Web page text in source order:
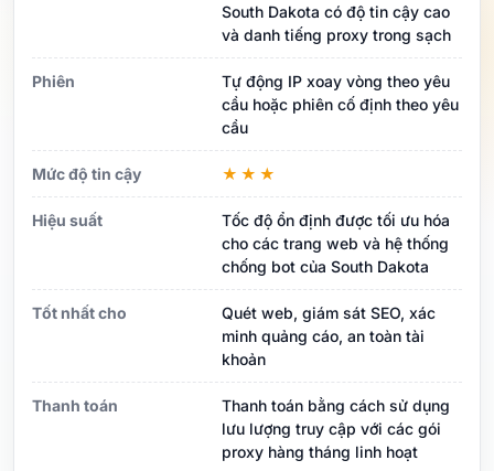
South Dakota có độ tin cậy cao
và danh tiếng proxy trong sạch
Phiên
Tự động IP xoay vòng theo yêu
cầu hoặc phiên cố định theo yêu
cầu
Mức độ tin cậy ★★★
Hiệu suất
Tốc độ ổn định được tối ưu hóa
cho các trang web và hệ thống
chống bot của South Dakota
Tốt nhất cho
Quét web, giám sát SEO, xác
minh quảng cáo, an toàn tài
khoản
Thanh toán
Thanh toán bằng cách sử dụng
lưu lượng truy cập với các gói
proxy hàng tháng linh hoạt